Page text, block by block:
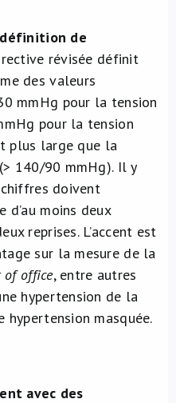
de
révisée définit
des valeurs
mmHg pour la tension
pour la tension
plus large que la
140/90 mmHg). Il y
doivent
d’au moins deux
reprises. L’accent est
sur la mesure de la
of office, entre autres
hypertension de la
hypertension masquée.
avec des